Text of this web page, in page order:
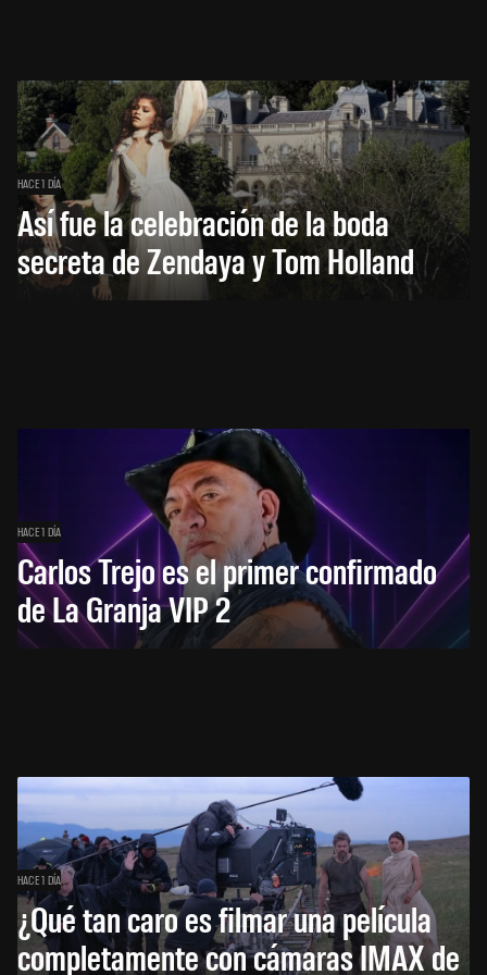
HACE 1 DÍA
Así fue la celebración de la boda
secreta de Zendaya y Tom Holland
HACE 1 DÍA
Carlos Trejo es el primer confirmado
de La Granja VIP 2
HACE 1 DÍA
¿Qué tan caro es filmar una película
completamente con cámaras IMAX de